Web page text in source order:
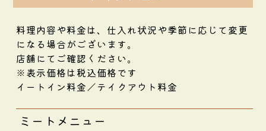
料理内容や料金は、仕入れ状況や季節に応じて変更
になる場合がございます。
店舗にてご確認ください。
※表示価格は税込価格です
イートイン料金／テイクアウト料金
ミートメニュー